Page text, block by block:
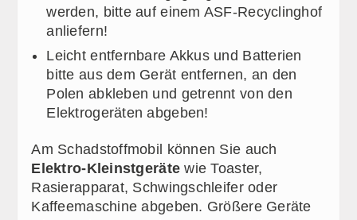
werden, bitte auf einem ASF-Recyclinghof
anliefern!
Leicht entfernbare Akkus und Batterien
bitte aus dem Gerät entfernen, an den
Polen abkleben und getrennt von den
Elektrogeräten abgeben!
Am Schadstoffmobil können Sie auch
Elektro-Kleinstgeräte wie Toaster,
Rasierapparat, Schwingschleifer oder
Kaffeemaschine abgeben. Größere Geräte